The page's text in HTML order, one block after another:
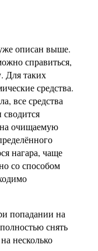
описан выше.
справиться,
Для таких
средства.
все средства
на очищаемую
нагара, чаще
со способом
попадании на
снять
несколько